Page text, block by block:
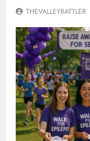
THEVALLEYRATTLER